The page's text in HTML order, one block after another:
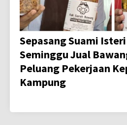
Sepasang Suami
Seminggu Jual
Peluang Pekerjaan
Kampung